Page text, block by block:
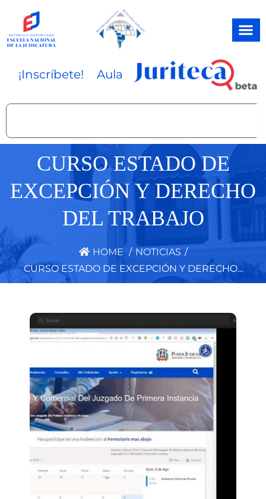
contenido
¡Inscríbete! Aula
Search
CURSO ESTADO DE
EXCEPCIÓN Y DERECHO
DEL TRABAJO
HOME / NOTICIAS /
CURSO ESTADO DE EXCEPCIÓN Y DERECHO...